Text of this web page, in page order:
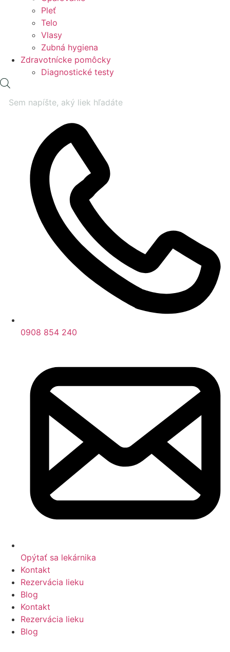
Pleť
Telo
Vlasy
Zubná hygiena
Zdravotnícke pomôcky
Diagnostické testy
search
0908 854 240
Opýtať sa lekárnika
Kontakt
Rezervácia lieku
Blog
Kontakt
Rezervácia lieku
Blog